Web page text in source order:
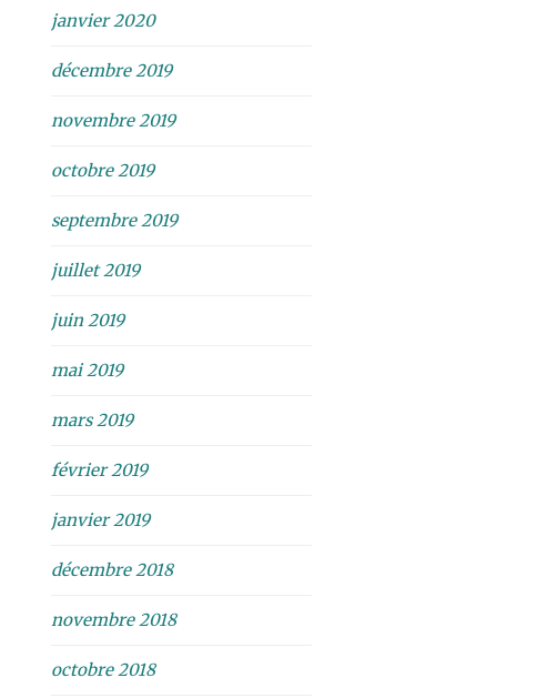
janvier 2020
décembre 2019
novembre 2019
octobre 2019
septembre 2019
juillet 2019
juin 2019
mai 2019
mars 2019
février 2019
janvier 2019
décembre 2018
novembre 2018
octobre 2018